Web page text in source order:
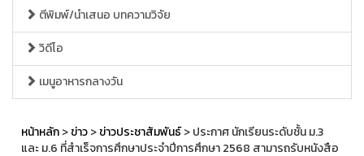
ตีพิมพ์/นำเสนอ บทความวิจัย
วิดีโอ
เมนูอาหารกลางวัน
หน้าหลัก>ข่าว>ข่าวประชาสัมพันธ์> ประกาศ นักเรียนระดับชั้น ม.3
และ ม.6 ที่สำเร็จการศึกษาประจำปีการศึกษา 2568 สามารถรับหนังสือ